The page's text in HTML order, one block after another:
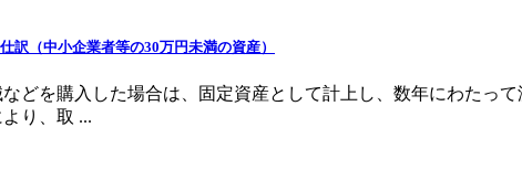
訳（中小企業者等の30万円未満の資産）
どを購入した場合は、固定資産として計上し、数年にわたっ
り、取 ...